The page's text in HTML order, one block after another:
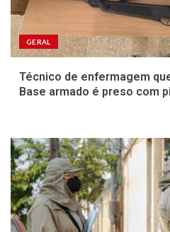
GERAL
Técnico de enfermagem
Base armado é preso com